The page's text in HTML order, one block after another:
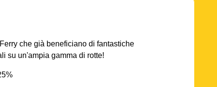
che già beneficiano di fantastiche
su un'ampia gamma di rotte!